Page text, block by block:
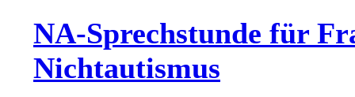
NA-Sprechstunde für
Nichtautismus